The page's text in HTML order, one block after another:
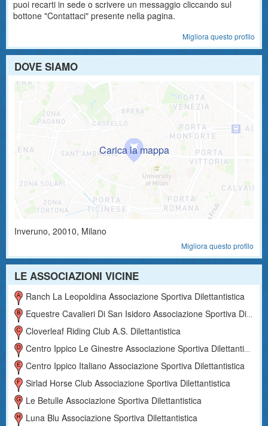
puoi recarti in sede o scrivere un messaggio cliccando sul
bottone "Contattaci" presente nella pagina.
Migliora questo profilo
DOVE SIAMO
Inveruno, 20010, Milano
Migliora questo profilo
LE ASSOCIAZIONI VICINE
Ranch La Leopoldina Associazione Sportiva Dilettantistica
Equestre Cavalieri Di San Isidoro Associazione Sportiva Dilettantistica
Cloverleaf Riding Club A.s. Dilettantistica
Centro Ippico Le Ginestre Associazione Sportiva Dilettantistica
Centro Ippico Italiano Associazione Sportiva Dilettantistica
Sirlad Horse Club Associazione Sportiva Dilettantistica
Le Betulle Associazione Sportiva Dilettantistica
Luna Blu Associazione Sportiva Dilettantistica